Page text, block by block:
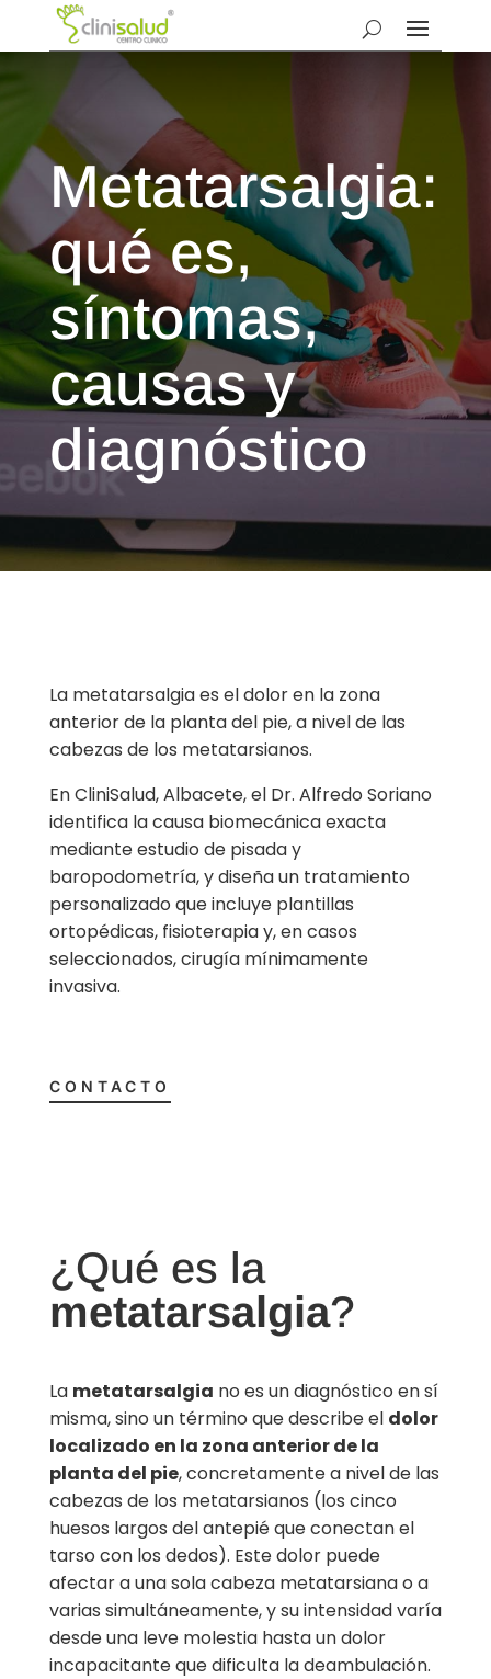
Metatarsalgia:
qué es,
síntomas,
causas y
diagnóstico
La metatarsalgia es el dolor en la zona
anterior de la planta del pie, a nivel de las
cabezas de los metatarsianos.
En CliniSalud, Albacete, el Dr. Alfredo Soriano
identifica la causa biomecánica exacta
mediante estudio de pisada y
baropodometría, y diseña un tratamiento
personalizado que incluye plantillas
ortopédicas, fisioterapia y, en casos
seleccionados, cirugía mínimamente
invasiva.
CONTACTO
¿Qué es la
metatarsalgia?
La metatarsalgia no es un diagnóstico en sí
misma, sino un término que describe el dolor
localizado en la zona anterior de la
planta del pie, concretamente a nivel de las
cabezas de los metatarsianos (los cinco
huesos largos del antepié que conectan el
tarso con los dedos). Este dolor puede
afectar a una sola cabeza metatarsiana o a
varias simultáneamente, y su intensidad varía
desde una leve molestia hasta un dolor
incapacitante que dificulta la deambulación.